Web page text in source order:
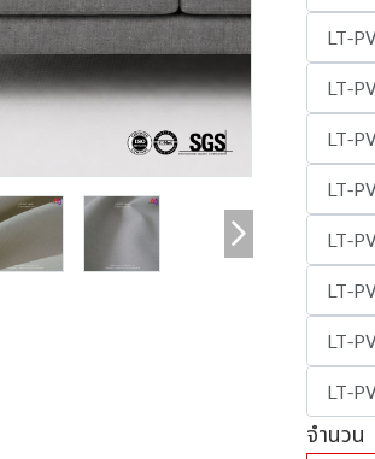
LT-
LT-
LT-
LT-
LT-
LT-
LT-
LT-
จำนวน